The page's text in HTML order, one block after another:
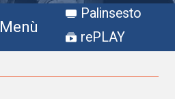
Menù
Palinsesto
rePLAY